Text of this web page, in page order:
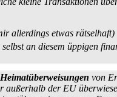
allerdings etwas
selbst an diesem üppigen
Heimat­über­weisungen von
der EU